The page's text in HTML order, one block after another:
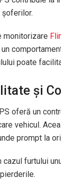
monitorizare
poate
și
oferă un
vehicul.
prompt la
cazul furtului